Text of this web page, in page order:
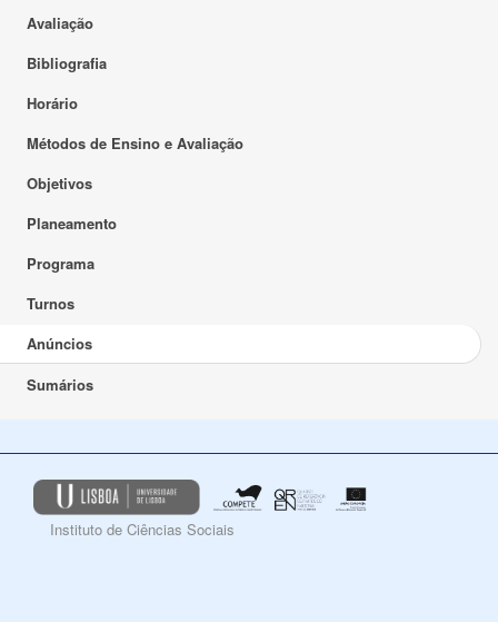
Avaliação
Bibliografia
Horário
Métodos de Ensino e Avaliação
Objetivos
Planeamento
Programa
Turnos
Anúncios
Sumários
Instituto de Ciências Sociais